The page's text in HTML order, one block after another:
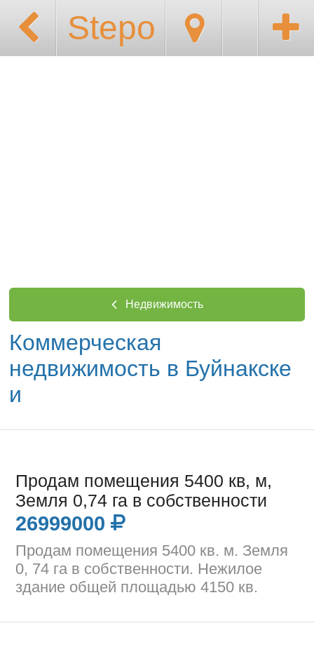
Stepo
Недвижимость
Коммерческая
недвижимость в Буйнакске
и
Продам помещения 5400 кв, м,
Земля 0,74 га в собственности
26999000
Продам помещения 5400 кв. м. Земля
0, 74 га в собственности. Нежилое
здание общей площадью 4150 кв.